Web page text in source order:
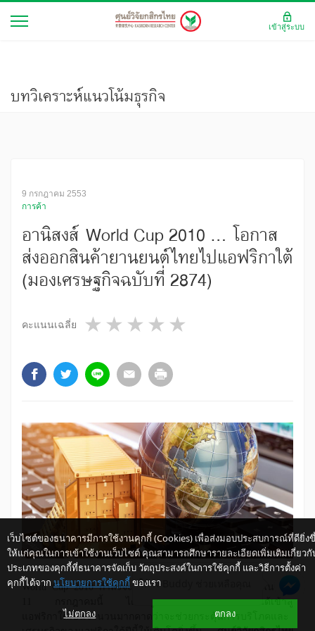
บทวิเคราะห์แนวโน้มธุรกิจ
9 กรกฎาคม 2553
การค้า
อานิสงส์ World Cup 2010 ... โอกาส
ส่งออกสินค้ายานยนต์ไทยไปแอฟริกาใต้
(มองเศรษฐกิจฉบับที่ 2874)
คะแนนเฉลี่ย 4 stars
3 stars
2 stars
1 star
World Cup 2010กำลังจะปิดฉากลงที่ประเทศแอฟริกาใต้ในวันที่
11 กรกฎาคมนี้ ได้ดึงดูดนักท่องเที่ยวและนำรายได้เข้าสู่
แอฟริกาใต้เป็นจำนวนมากคาดว่าจะช่วยกระตุ้นการบริโภคและ
เว็บไซต์ของธนาคารมีการใช้งานคุกกี้ (Cookies) เพื่อส่งมอบประสบการณ์ที่ดียิ่ง
ให้แก่คุณในการเข้าใช้งานเว็บไซต์ คุณสามารถศึกษารายละเอียดเพิ่มเติมเกี่ยวกั
ประเภทของคุกกี้ที่ธนาคารจัดเก็บ วัตถุประสงค์ในการใช้คุกกี้ และวิธีการตั้งค่า
คุกกี้ได้จาก นโยบายการใช้คุกกี้ ของเรา
ไม่ตกลง ตกลง
เข้าสู่ระบบ
ให้ K-Buddy ช่วยเหลือคุณ